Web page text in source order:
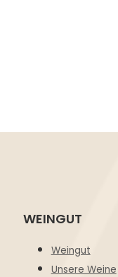
WEINGUT
Weingut
Unsere Weine